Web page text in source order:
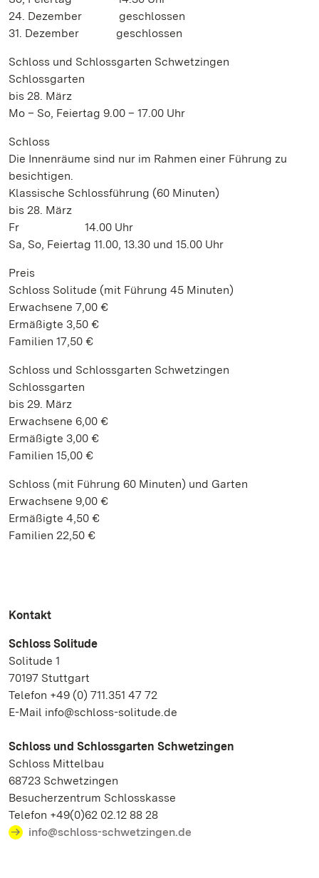
24. Dezember geschlossen
31. Dezember geschlossen
Schloss und Schlossgarten Schwetzingen
Schlossgarten
bis 28. März
Mo – So, Feiertag 9.00 – 17.00 Uhr
Schloss
Die Innenräume sind nur im Rahmen einer Führung zu
besichtigen.
Klassische Schlossführung (60 Minuten)
bis 28. März
Fr 14.00 Uhr
Sa, So, Feiertag 11.00, 13.30 und 15.00 Uhr
Preis
Schloss Solitude (mit Führung 45 Minuten)
Erwachsene 7,00 €
Ermäßigte 3,50 €
Familien 17,50 €
Schloss und Schlossgarten Schwetzingen
Schlossgarten
bis 29. März
Erwachsene 6,00 €
Ermäßigte 3,00 €
Familien 15,00 €
Schloss (mit Führung 60 Minuten) und Garten
Erwachsene 9,00 €
Ermäßigte 4,50 €
Familien 22,50 €
Kontakt
Schloss Solitude
Solitude 1
70197 Stuttgart
Telefon +49 (0) 711.351 47 72
E-Mail info@schloss-solitude.de
Schloss und Schlossgarten Schwetzingen
Schloss Mittelbau
68723 Schwetzingen
Besucherzentrum Schlosskasse
Telefon +49(0)62 02.12 88 28
info@schloss-schwetzingen.de